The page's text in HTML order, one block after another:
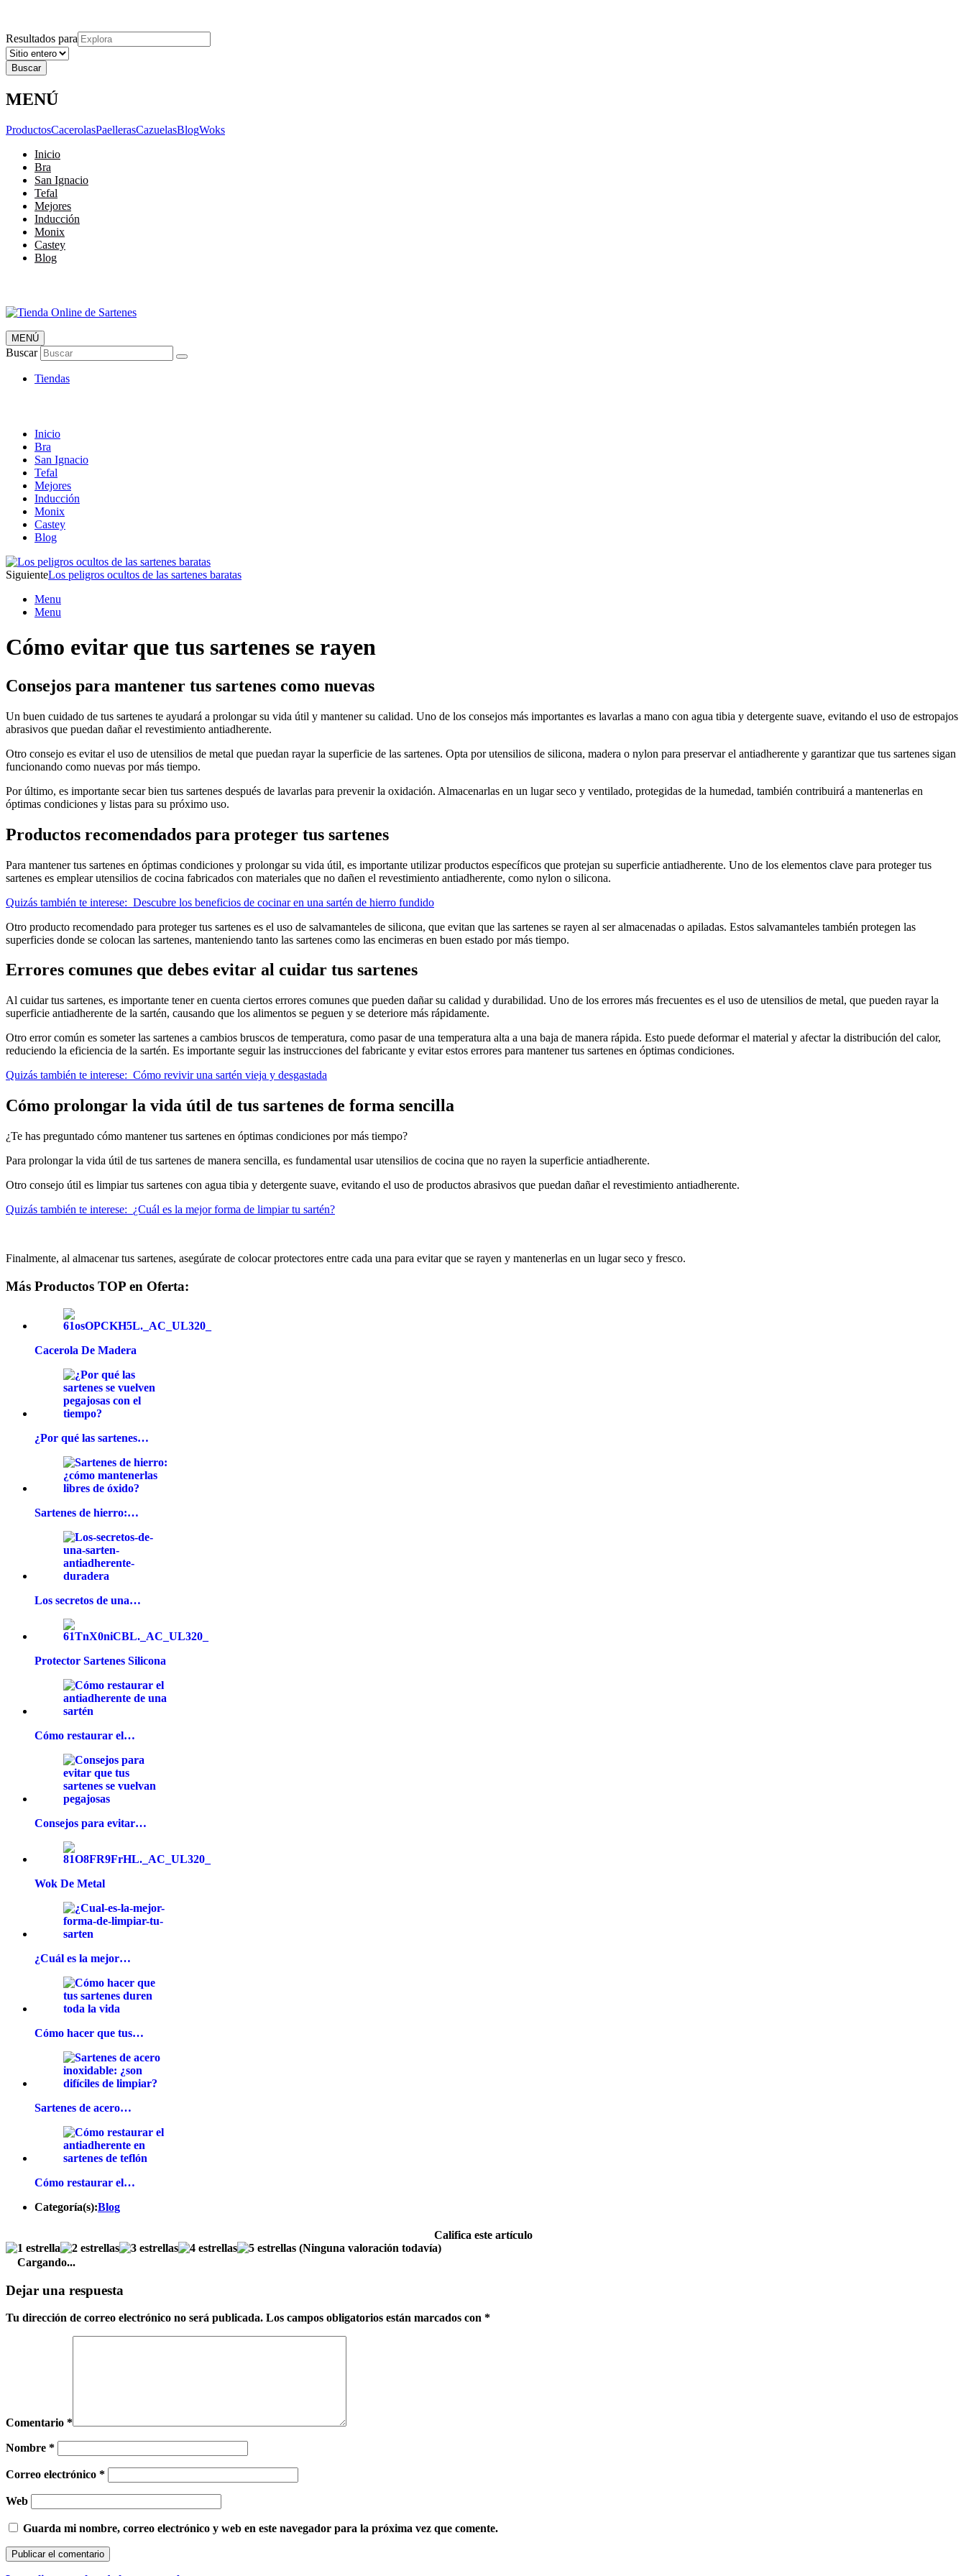
Resultados para
MENÚ
ProductosCacerolasPaellerasCazuelasBlogWoks
Inicio
Bra
San Ignacio
Tefal
Mejores
Inducción
Monix
Castey
Blog
Tienda Online de Sartenes
Nuevos Modelos
MENÚ
Buscar
Tiendas
Inicio
Bra
San Ignacio
Tefal
Mejores
Inducción
Monix
Castey
Blog
SiguienteLos peligros ocultos de las sartenes baratas
Menu
Menu
Cómo evitar que tus sartenes se rayen
Consejos para mantener tus sartenes como nuevas
Un buen cuidado de tus sartenes te ayudará a prolongar su vida útil y mantener su calidad. Uno de los consejos más importantes es lavarlas a mano con agua tibia y detergente suave, evitando el uso de estropajos
abrasivos que puedan dañar el revestimiento antiadherente.
Otro consejo es evitar el uso de utensilios de metal que puedan rayar la superficie de las sartenes. Opta por utensilios de silicona, madera o nylon para preservar el antiadherente y garantizar que tus sartenes sigan
funcionando como nuevas por más tiempo.
Por último, es importante secar bien tus sartenes después de lavarlas para prevenir la oxidación. Almacenarlas en un lugar seco y ventilado, protegidas de la humedad, también contribuirá a mantenerlas en
óptimas condiciones y listas para su próximo uso.
Productos recomendados para proteger tus sartenes
Para mantener tus sartenes en óptimas condiciones y prolongar su vida útil, es importante utilizar productos específicos que protejan su superficie antiadherente. Uno de los elementos clave para proteger tus
sartenes es emplear utensilios de cocina fabricados con materiales que no dañen el revestimiento antiadherente, como nylon o silicona.
Quizás también te interese: Descubre los beneficios de cocinar en una sartén de hierro fundido
Otro producto recomendado para proteger tus sartenes es el uso de salvamanteles de silicona, que evitan que las sartenes se rayen al ser almacenadas o apiladas. Estos salvamanteles también protegen las
superficies donde se colocan las sartenes, manteniendo tanto las sartenes como las encimeras en buen estado por más tiempo.
Errores comunes que debes evitar al cuidar tus sartenes
Al cuidar tus sartenes, es importante tener en cuenta ciertos errores comunes que pueden dañar su calidad y durabilidad. Uno de los errores más frecuentes es el uso de utensilios de metal, que pueden rayar la
superficie antiadherente de la sartén, causando que los alimentos se peguen y se deteriore más rápidamente.
Otro error común es someter las sartenes a cambios bruscos de temperatura, como pasar de una temperatura alta a una baja de manera rápida. Esto puede deformar el material y afectar la distribución del calor,
reduciendo la eficiencia de la sartén. Es importante seguir las instrucciones del fabricante y evitar estos errores para mantener tus sartenes en óptimas condiciones.
Quizás también te interese: Cómo revivir una sartén vieja y desgastada
Cómo prolongar la vida útil de tus sartenes de forma sencilla
¿Te has preguntado cómo mantener tus sartenes en óptimas condiciones por más tiempo?
Para prolongar la vida útil de tus sartenes de manera sencilla, es fundamental usar utensilios de cocina que no rayen la superficie antiadherente.
Otro consejo útil es limpiar tus sartenes con agua tibia y detergente suave, evitando el uso de productos abrasivos que puedan dañar el revestimiento antiadherente.
Quizás también te interese: ¿Cuál es la mejor forma de limpiar tu sartén?
Finalmente, al almacenar tus sartenes, asegúrate de colocar protectores entre cada una para evitar que se rayen y mantenerlas en un lugar seco y fresco.
Más Productos TOP en Oferta:
Cacerola De Madera
¿Por qué las sartenes…
Sartenes de hierro:…
Los secretos de una…
Protector Sartenes Silicona
Cómo restaurar el…
Consejos para evitar…
Wok De Metal
¿Cuál es la mejor…
Cómo hacer que tus…
Sartenes de acero…
Cómo restaurar el…
Categoría(s):Blog
Califica este artículo
(Ninguna valoración todavía)
Cargando...
Dejar una respuesta
Tu dirección de correo electrónico no será publicada. Los campos obligatorios están marcados con *
Comentario *
Nombre *
Correo electrónico *
Web
Guarda mi nombre, correo electrónico y web en este navegador para la próxima vez que comente.